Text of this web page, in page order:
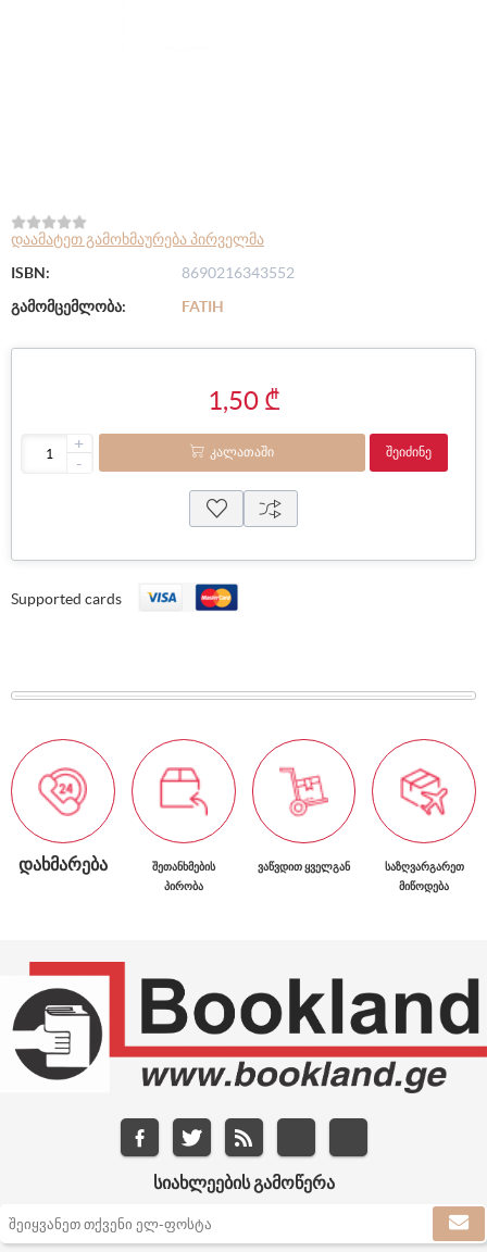
დაამატეთ გამოხმაურება პირველმა
ISBN:
8690216343552
გამომცემლობა:
FATIH
1,50 ₾
+
-
ᲙᲐᲚᲐᲗᲐᲨᲘ ᲨᲔᲘᲫᲘᲜᲔ
Supported cards
ᲓᲐᲮᲛᲐᲠᲔᲑᲐ
ᲨᲔᲗᲐᲜᲮᲛᲔᲑᲘᲡ
ᲞᲘᲠᲝᲑᲐ
ᲕᲐᲬᲕᲓᲘᲗ ᲧᲕᲔᲚᲒᲐᲜ
ᲡᲐᲖᲦᲕᲐᲠᲒᲐᲠᲔᲗ
ᲛᲘᲬᲝᲓᲔᲑᲐ
ᲡᲘᲐᲮᲚᲔᲔᲑᲘᲡ ᲒᲐᲛᲝᲬᲔᲠᲐ